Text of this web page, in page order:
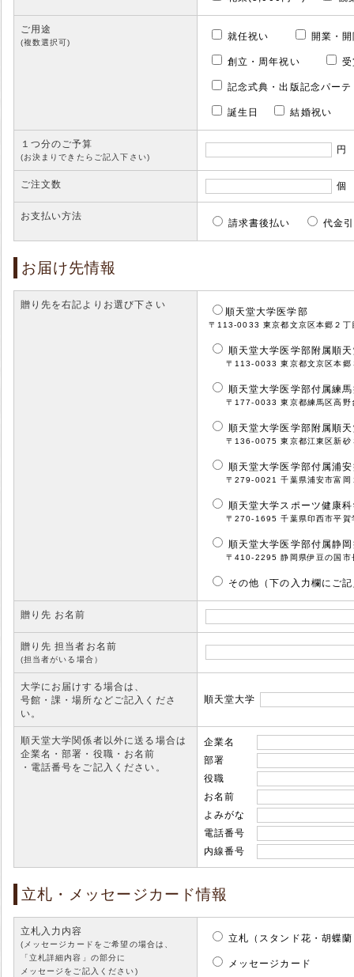
ご用途
(複数選択可)
就任祝い 開業・
創立・周年祝い
記念式典・出版記念パーテ
誕生日 結婚祝い
１つ分のご予算
(お決まりできたらご記入下さい)
円
ご注文数 個
お支払い方法
請求書後払い 代金
お届け先情報
贈り先を右記よりお選び下さい
順天堂大学医学部
〒113-0033 東京都文京区本郷２
順天堂大学医学部附属順
〒113-0033 東京都文京区本郷
順天堂大学医学部付属練
〒177-0033 東京都練馬区高野
順天堂大学医学部附属順
〒136-0075 東京都江東区新砂
順天堂大学医学部付属浦
〒279-0021 千葉県浦安市富岡
順天堂大学スポーツ健康
〒270-1695 千葉県印西市平賀
順天堂大学医学部付属静
〒410-2295 静岡県伊豆の国市
その他（下の入力欄にご
贈り先 お名前
贈り先 担当者お名前
(担当者がいる場合）
大学にお届けする場合は、
号館・課・場所などご記入くださ
い。
順天堂大学
順天堂大学関係者以外に送る場合は
企業名・部署・役職・お名前
・電話番号をご記入ください。
企業名
部署
役職
お名前
よみがな
電話番号
内線番号
立札・メッセージカード情報
立札入力内容
(メッセージカードをご希望の場合は、
「立札詳細内容」の部分に
メッセージをご記入ください)
立札（スタンド花・胡蝶
メッセージカード